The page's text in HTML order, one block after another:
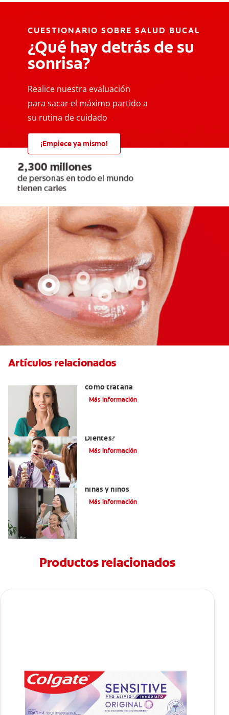
CUESTIONARIO SOBRE SALUD BUCAL
¿Qué hay detrás de su
sonrisa?
Realice nuestra evaluación
para sacar el máximo partido a
su rutina de cuidado
¡Empiece ya mismo!
Artículos relacionados
cómo tratarla
Más información
Dientes?
Más información
niñas y niños
Más información
Productos relacionados